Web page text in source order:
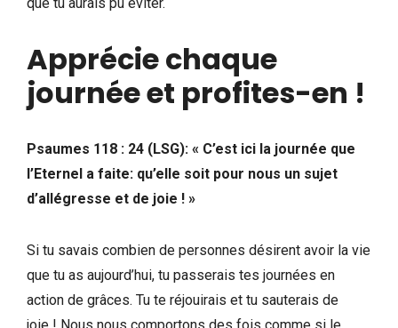
Apprécie chaque
journée et profites-en !
Psaumes 118 : 24 (LSG): « C’est ici la journée que
l’Eternel a faite: qu’elle soit pour nous un sujet
d’allégresse et de joie ! »
Si tu savais combien de personnes désirent avoir la vie
que tu as aujourd’hui, tu passerais tes journées en
action de grâces. Tu te réjouirais et tu sauterais de
joie ! Nous nous comportons des fois comme si le